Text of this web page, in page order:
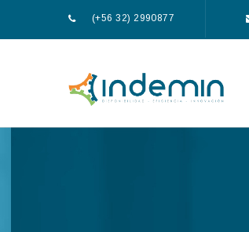
(+56 32) 2990877